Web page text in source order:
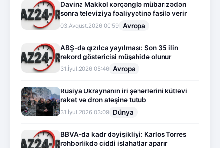
Davina Makkol xərçənglə mübarizədən
sonra televiziya fəaliyyətinə fasilə verir
03.Avqust.2026 00:59 Avropa
ABŞ-da qızılca yayılması: Son 35 ilin
rekord göstəricisi müşahidə olunur
31.İyul.2026 05:46 Avropa
Rusiya Ukraynanın iri şəhərlərini kütləvi
raket və dron atəşinə tutub
31.İyul.2026 03:09 Dünya
BBVA-da kadr dəyişikliyi: Karlos Torres
rəhbərlikdə ciddi islahatlar aparır